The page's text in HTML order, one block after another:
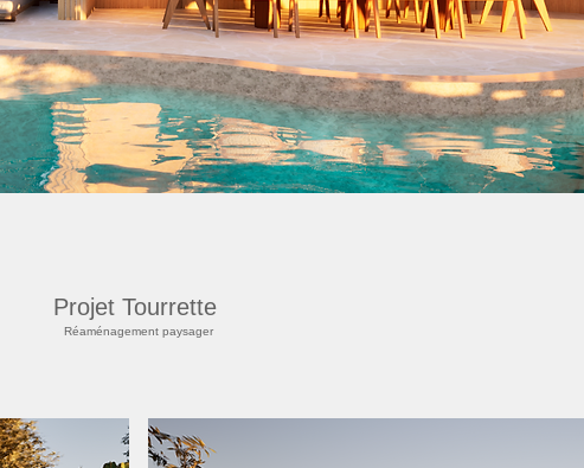
Projet Tourrette
Réaménagement paysager